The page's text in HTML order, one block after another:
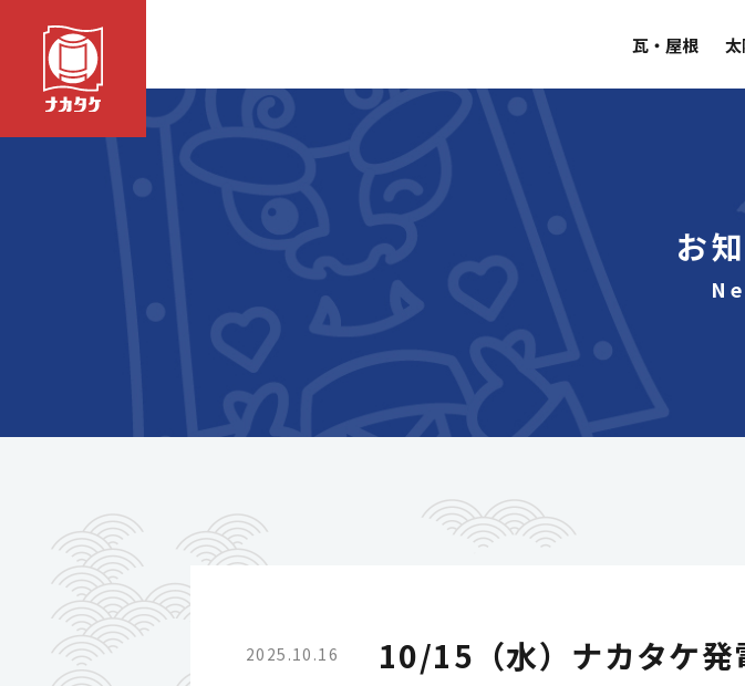
瓦・屋根
お
2025.10.16 10/15（水）ナカタケ発